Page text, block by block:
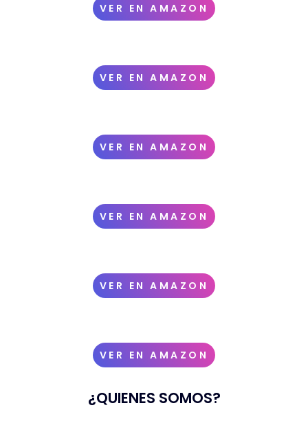
VER EN AMAZON
VER EN AMAZON
VER EN AMAZON
VER EN AMAZON
VER EN AMAZON
VER EN AMAZON
¿QUIENES SOMOS?